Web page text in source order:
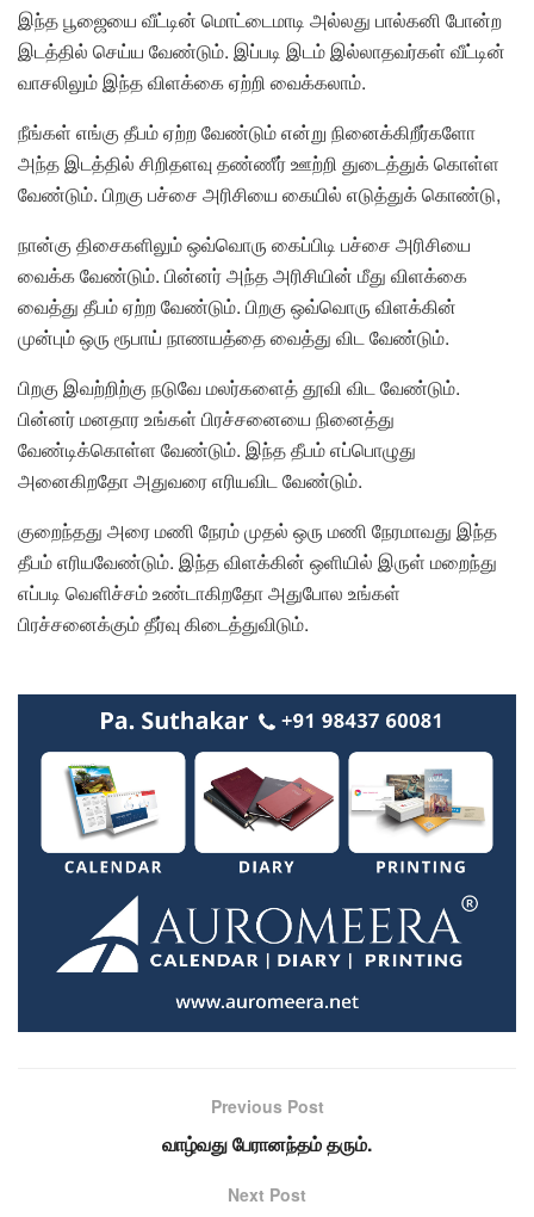
இந்த பூஜையை வீட்டின் மொட்டைமாடி அல்லது பால்கனி போன்ற
இடத்தில் செய்ய வேண்டும். இப்படி இடம் இல்லாதவர்கள் வீட்டின்
வாசலிலும் இந்த விளக்கை ஏற்றி வைக்கலாம்.
நீங்கள் எங்கு தீபம் ஏற்ற வேண்டும் என்று நினைக்கிறீர்களோ
அந்த இடத்தில் சிறிதளவு தண்ணீர் ஊற்றி துடைத்துக் கொள்ள
வேண்டும். பிறகு பச்சை அரிசியை கையில் எடுத்துக் கொண்டு,
நான்கு திசைகளிலும் ஒவ்வொரு கைப்பிடி பச்சை அரிசியை
வைக்க வேண்டும். பின்னர் அந்த அரிசியின் மீது விளக்கை
வைத்து தீபம் ஏற்ற வேண்டும். பிறகு ஒவ்வொரு விளக்கின்
முன்பும் ஒரு ரூபாய் நாணயத்தை வைத்து விட வேண்டும்.
பிறகு இவற்றிற்கு நடுவே மலர்களைத் தூவி விட வேண்டும்.
பின்னர் மனதார உங்கள் பிரச்சனையை நினைத்து
வேண்டிக்கொள்ள வேண்டும். இந்த தீபம் எப்பொழுது
அனைகிறதோ அதுவரை எரியவிட வேண்டும்.
குறைந்தது அரை மணி நேரம் முதல் ஒரு மணி நேரமாவது இந்த
தீபம் எரியவேண்டும். இந்த விளக்கின் ஒளியில் இருள் மறைந்து
எப்படி வெளிச்சம் உண்டாகிறதோ அதுபோல உங்கள்
பிரச்சனைக்கும் தீர்வு கிடைத்துவிடும்.
Previous Post
வாழ்வது பேரானந்தம் தரும்.
Next Post